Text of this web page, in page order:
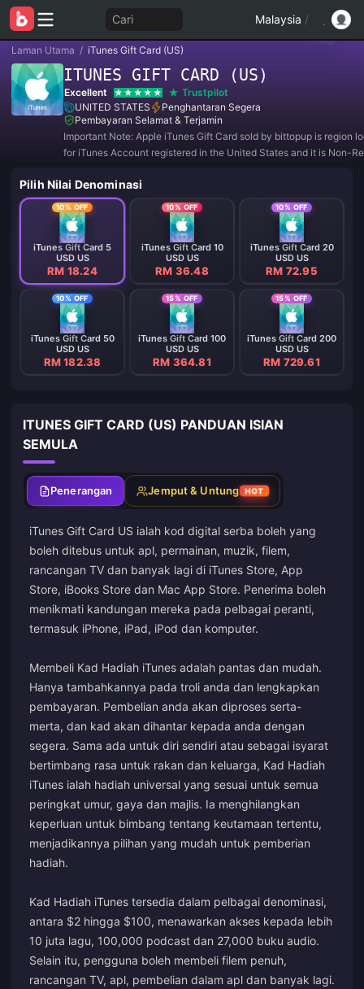
Cari Malaysia /
Laman Utama / iTunes Gift Card (US)
ITUNES GIFT CARD (US)
Excellent
Trustpilot
UNITED STATES
Penghantaran Segera
Pembayaran Selamat & Terjamin
Important Note: Apple iTunes Gift Card sold by bittopup is region
for iTunes Account registered in the United States and it is Non-
Pilih Nilai Denominasi
10% OFF
iTunes Gift Card 5
USD US
RM 18.24
10% OFF
iTunes Gift Card 10
USD US
RM 36.48
10% OFF
iTunes Gift Card 20
USD US
RM 72.95
10% OFF
iTunes Gift Card 50
USD US
RM 182.38
15% OFF
iTunes Gift Card 100
USD US
RM 364.81
15% OFF
iTunes Gift Card 200
USD US
RM 729.61
ITUNES GIFT CARD (US) PANDUAN ISIAN
SEMULA
Penerangan Jemput & Untung HOT
iTunes Gift Card US ialah kod digital serba boleh yang
boleh ditebus untuk apl, permainan, muzik, filem,
rancangan TV dan banyak lagi di iTunes Store, App
Store, iBooks Store dan Mac App Store. Penerima boleh
menikmati kandungan mereka pada pelbagai peranti,
termasuk iPhone, iPad, iPod dan komputer.
Membeli Kad Hadiah iTunes adalah pantas dan mudah.
Hanya tambahkannya pada troli anda dan lengkapkan
pembayaran. Pembelian anda akan diproses serta-
merta, dan kad akan dihantar kepada anda dengan
segera. Sama ada untuk diri sendiri atau sebagai isyarat
bertimbang rasa untuk rakan dan keluarga, Kad Hadiah
iTunes ialah hadiah universal yang sesuai untuk semua
peringkat umur, gaya dan majlis. Ia menghilangkan
keperluan untuk bimbang tentang keutamaan tertentu,
menjadikannya pilihan yang mudah untuk pemberian
hadiah.
Kad Hadiah iTunes tersedia dalam pelbagai denominasi,
antara $2 hingga $100, menawarkan akses kepada lebih
10 juta lagu, 100,000 podcast dan 27,000 buku audio.
Selain itu, pengguna boleh membeli filem penuh,
rancangan TV, apl, pembelian dalam apl dan banyak lagi.